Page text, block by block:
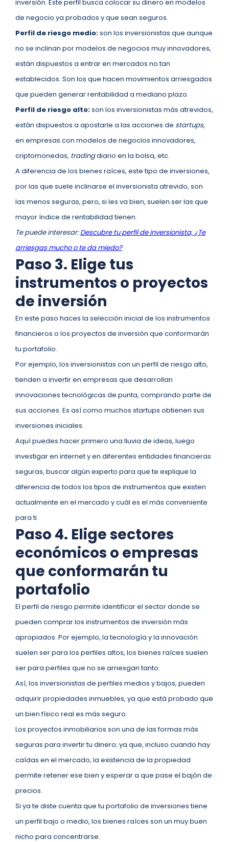
inversión. Este perfil busca colocar su dinero en modelos
de negocio ya probados y que sean seguros.
Perfil de riesgo medio:son los inversionistas que aunque
no se inclinan por modelos de negocios muy innovadores,
están dispuestos a entrar en mercados no tan
establecidos. Son los que hacen movimientos arriesgados
que pueden generar rentabilidad a mediano plazo.
Perfil de riesgo alto:son los inversionistas más atrevidos,
están dispuestos a apostarle a las acciones de startups,
en empresas con modelos de negocios innovadores,
criptomonedas, tradingdiario en la bolsa, etc.
A diferencia de los bienes raíces, este tipo de inversiones,
por las que suele inclinarse el inversionista atrevido, son
las menos seguras, pero, si les va bien, suelen ser las que
mayor índice de rentabilidad tienen.
Te puede interesar:Descubre tu perfil de inversionista, ¿Te
arriesgas mucho o te da miedo?
Paso 3. Elige tus
instrumentos o proyectos
de inversión
En este paso haces la selección inicial de los instrumentos
financieros o los proyectos de inversión que conformarán
tu portafolio.
Por ejemplo, los inversionistas con un perfil de riesgo alto,
tienden a invertir en empresas que desarrollan
innovaciones tecnológicas de punta, comprando parte de
sus acciones. Es así como muchos startups obtienen sus
inversiones iniciales.
Aquí puedes hacer primero una lluvia de ideas, luego
investigar en internet y en diferentes entidades financieras
seguras, buscar algún experto para que te explique la
diferencia de todos los tipos de instrumentos que existen
actualmente en el mercado y cuál es el más conveniente
para ti.
Paso 4. Elige sectores
económicos o empresas
que conformarán tu
portafolio
El perfil de riesgo permite identificar el sector donde se
pueden comprar los instrumentos de inversión más
apropiados. Por ejemplo, la tecnología y la innovación
suelen ser para los perfiles altos, los bienes raíces suelen
ser para perfiles que no se arriesgan tanto.
Así, los inversionistas de perfiles medios y bajos, pueden
adquirir propiedades inmuebles, ya que está probado que
un bien físico real es más seguro.
Los proyectos inmobiliarios son una de las formas más
seguras para invertir tu dinero; ya que, incluso cuando hay
caídas en el mercado, la existencia de la propiedad
permite retener ese bien y esperar a que pase el bajón de
precios.
Si ya te diste cuenta que tu portafolio de inversiones tiene
un perfil bajo o medio, los bienes raíces son un muy buen
nicho para concentrarse.